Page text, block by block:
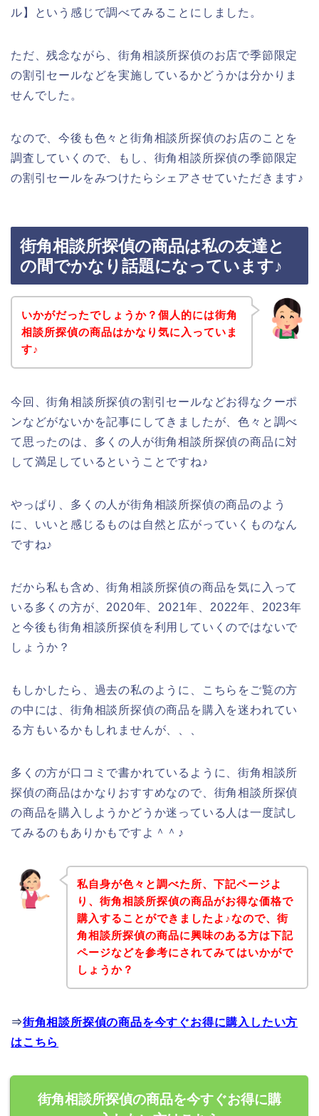
ル】という感じで調べてみることにしました。
ただ、残念ながら、街角相談所探偵のお店で季節限定
の割引セールなどを実施しているかどうかは分かりま
せんでした。
なので、今後も色々と街角相談所探偵のお店のことを
調査していくので、もし、街角相談所探偵の季節限定
の割引セールをみつけたらシェアさせていただきます♪
街角相談所探偵の商品は私の友達と
の間でかなり話題になっています♪
いかがだったでしょうか？個人的には街角
相談所探偵の商品はかなり気に入っていま
す♪
今回、街角相談所探偵の割引セールなどお得なクーポ
ンなどがないかを記事にしてきましたが、色々と調べ
て思ったのは、多くの人が街角相談所探偵の商品に対
して満足しているということですね♪
やっぱり、多くの人が街角相談所探偵の商品のよう
に、いいと感じるものは自然と広がっていくものなん
ですね♪
だから私も含め、街角相談所探偵の商品を気に入って
いる多くの方が、2020年、2021年、2022年、2023年
と今後も街角相談所探偵を利用していくのではないで
しょうか？
もしかしたら、過去の私のように、こちらをご覧の方
の中には、街角相談所探偵の商品を購入を迷われてい
る方もいるかもしれませんが、、、
多くの方が口コミで書かれているように、街角相談所
探偵の商品はかなりおすすめなので、街角相談所探偵
の商品を購入しようかどうか迷っている人は一度試し
てみるのもありかもですよ＾＾♪
私自身が色々と調べた所、下記ページよ
り、街角相談所探偵の商品がお得な価格で
購入することができましたよ♪なので、街
角相談所探偵の商品に興味のある方は下記
ページなどを参考にされてみてはいかがで
しょうか？
⇒街角相談所探偵の商品を今すぐお得に購入したい方
はこちら
街角相談所探偵の商品を今すぐお得に購